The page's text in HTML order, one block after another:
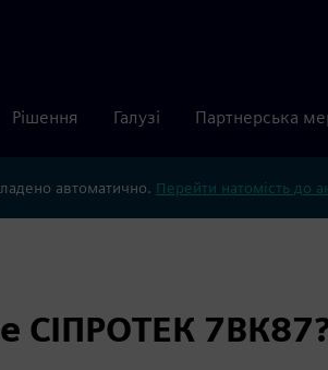
Рішення Галузі Партнерська
автоматично. Перейти натомість до
СІПРОТЕК